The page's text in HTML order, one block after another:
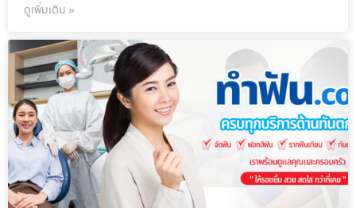
ดูเพิ่มเติม »